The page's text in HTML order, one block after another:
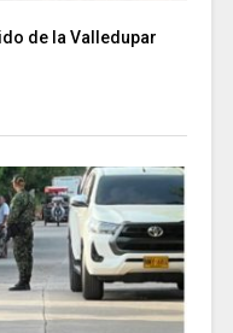
de la Valledupar